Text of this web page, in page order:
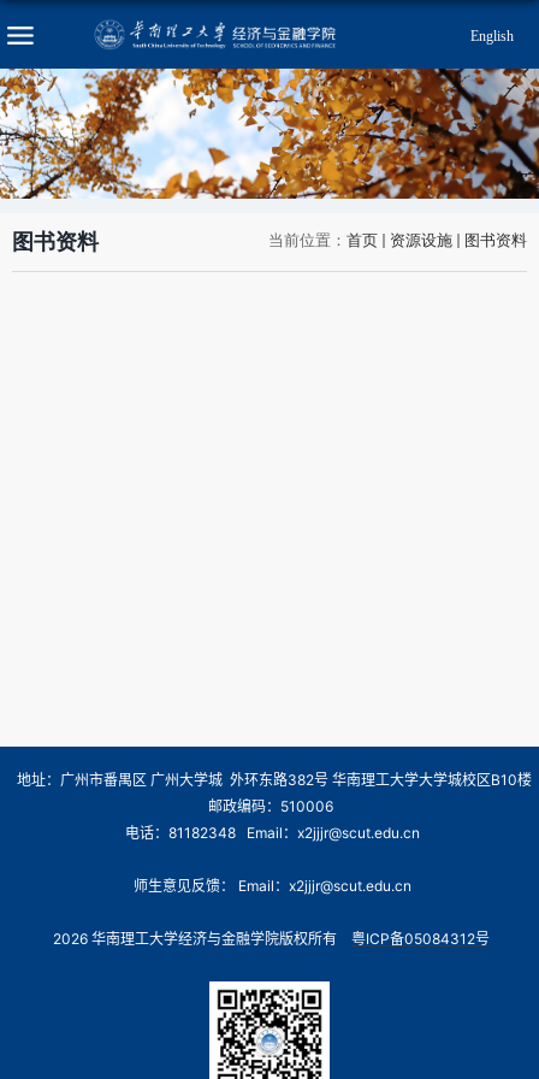
English
当前位置： 首页 资源设施 图书资料
图书资料
地址：广州市番禺区 广州大学城 外环东路382号 华南理工大学大学城校区B10楼
邮政编码：510006
电话：81182348 Email：x2jjjr@scut.edu.cn
师生意见反馈： Email：x2jjjr@scut.edu.cn
2026 华南理工大学经济与金融学院版权所有 粤ICP备05084312号